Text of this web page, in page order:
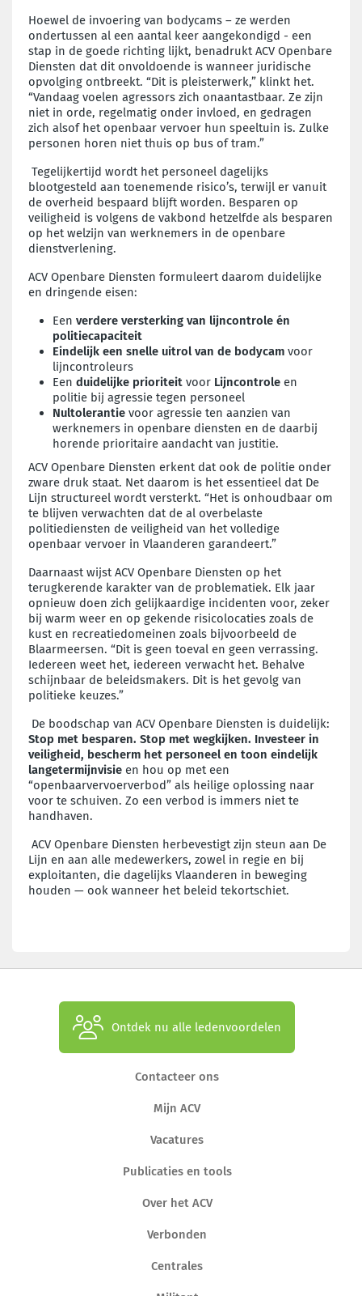
Hoewel de invoering van bodycams – ze werden
ondertussen al een aantal keer aangekondigd - een
stap in de goede richting lijkt, benadrukt ACV Openbare
Diensten dat dit onvoldoende is wanneer juridische
opvolging ontbreekt. “Dit is pleisterwerk,” klinkt het.
“Vandaag voelen agressors zich onaantastbaar. Ze zijn
niet in orde, regelmatig onder invloed, en gedragen
zich alsof het openbaar vervoer hun speeltuin is. Zulke
personen horen niet thuis op bus of tram.”
Tegelijkertijd wordt het personeel dagelijks
blootgesteld aan toenemende risico’s, terwijl er vanuit
de overheid bespaard blijft worden. Besparen op
veiligheid is volgens de vakbond hetzelfde als besparen
op het welzijn van werknemers in de openbare
dienstverlening.
ACV Openbare Diensten formuleert daarom duidelijke
en dringende eisen:
Een verdere versterking van lijncontrole én
politiecapaciteit
Eindelijk een snelle uitrol van de bodycam voor
lijncontroleurs
Een duidelijke prioriteit voor Lijncontrole en
politie bij agressie tegen personeel
Nultolerantie voor agressie ten aanzien van
werknemers in openbare diensten en de daarbij
horende prioritaire aandacht van justitie.
ACV Openbare Diensten erkent dat ook de politie onder
zware druk staat. Net daarom is het essentieel dat De
Lijn structureel wordt versterkt. “Het is onhoudbaar om
te blijven verwachten dat de al overbelaste
politiediensten de veiligheid van het volledige
openbaar vervoer in Vlaanderen garandeert.”
Daarnaast wijst ACV Openbare Diensten op het
terugkerende karakter van de problematiek. Elk jaar
opnieuw doen zich gelijkaardige incidenten voor, zeker
bij warm weer en op gekende risicolocaties zoals de
kust en recreatiedomeinen zoals bijvoorbeeld de
Blaarmeersen. “Dit is geen toeval en geen verrassing.
Iedereen weet het, iedereen verwacht het. Behalve
schijnbaar de beleidsmakers. Dit is het gevolg van
politieke keuzes.”
De boodschap van ACV Openbare Diensten is duidelijk:
Stop met besparen. Stop met wegkijken. Investeer in
veiligheid, bescherm het personeel en toon eindelijk
langetermijnvisie en hou op met een
“openbaarvervoerverbod” als heilige oplossing naar
voor te schuiven. Zo een verbod is immers niet te
handhaven.
ACV Openbare Diensten herbevestigt zijn steun aan De
Lijn en aan alle medewerkers, zowel in regie en bij
exploitanten, die dagelijks Vlaanderen in beweging
houden — ook wanneer het beleid tekortschiet.
Ontdek nu alle ledenvoordelen
Contacteer ons
Mijn ACV
Vacatures
Publicaties en tools
Over het ACV
Verbonden
Centrales